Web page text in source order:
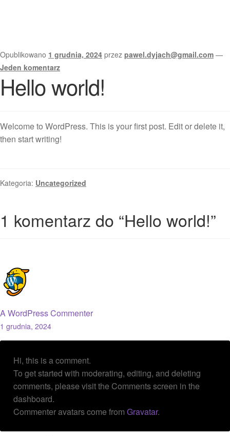
Opublikowano 1 grudnia, 2024 przez pawel.dyjach@gmail.com —
Jeden komentarz
Hello world!
Welcome to WordPress. This is your first post. Edit or delete it,
then start writing!
Kategoria: Uncategorized
1 komentarz do “Hello world!”
A WordPress Commenter
1 grudnia, 2024
Hi, this is a comment.
To get started with moderating, editing, and deleting
comments, please visit the Comments screen in the
dashboard.
Commenter avatars come from Gravatar.